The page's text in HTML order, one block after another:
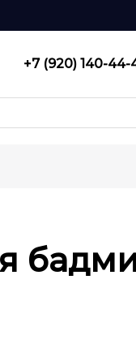
+7 (920) 140-44-